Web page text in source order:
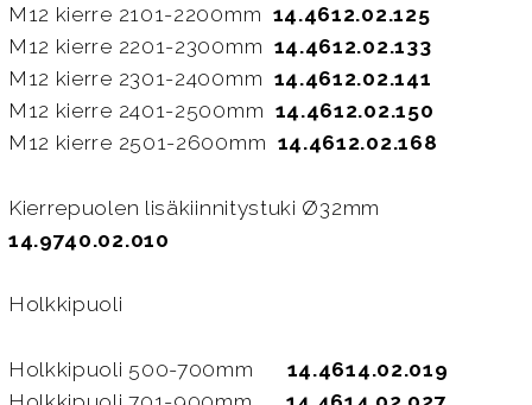
M12 kierre 2101-2200mm 14.4612.02.125
M12 kierre 2201-2300mm 14.4612.02.133
M12 kierre 2301-2400mm 14.4612.02.141
M12 kierre 2401-2500mm 14.4612.02.150
M12 kierre 2501-2600mm 14.4612.02.168
Kierrepuolen lisäkiinnitystuki Ø32mm
14.9740.02.010
Holkkipuoli
Holkkipuoli 500-700mm 14.4614.02.019